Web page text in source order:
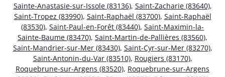
Sainte-Anastasie-sur-Issole (83136), Saint-Zacharie (83640),
Saint-Tropez (83990), Saint-Raphaël (83700), Saint-Raphaël
(83530), Saint-Paul-en-Forêt (83440), Saint-Maximin-la-
Sainte-Baume (83470), Saint-Martin-de-Pallières (83560),
Saint-Mandrier-sur-Mer (83430), Saint-Cyr-sur-Mer (83270),
Saint-Antonin-du-Var (83510), Rougiers (83170),
Roquebrune-sur-Argens (83520), Roquebrune-sur-Argens